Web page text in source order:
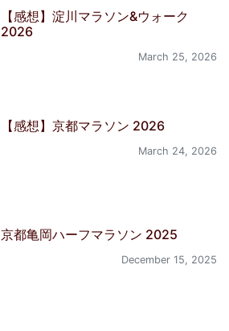
【感想】淀川マラソン&ウォーク
2026
March 25, 2026
【感想】京都マラソン 2026
March 24, 2026
京都亀岡ハーフマラソン 2025
December 15, 2025